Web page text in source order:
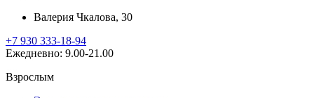
Валерия Чкалова, 30
+7 930 333-18-94
Ежедневно: 9.00-21.00
Взрослым